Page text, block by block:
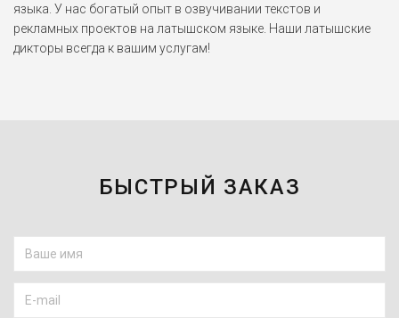
языка. У нас богатый опыт в озвучивании текстов и
рекламных проектов на латышском языке. Наши латышские
дикторы всегда к вашим услугам!
БЫСТРЫЙ ЗАКАЗ